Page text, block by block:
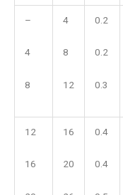
–
4
8
4
8
12
0.2
0.2
0.3
12
16
16
20
0.4
0.4